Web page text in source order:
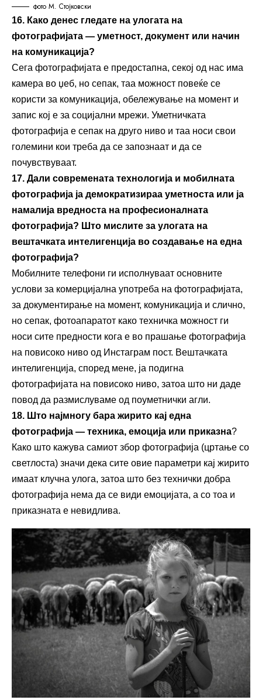
фото М. Стојковски
16. Како денес гледате на улогата на
фотографијата — уметност, документ или начин
на комуникација?
Сега фотографијата е предостапна, секој од нас има
камера во џеб, но сепак, таа можност повеќе се
користи за комуникација, обележување на момент и
запис кој е за социјални мрежи. Уметничката
фотографија е сепак на друго ниво и таа носи свои
големини кои треба да се запознаат и да се
почувствуваат.
17. Дали современата технологија и мобилната
фотографија ја демократизираа уметноста или ја
намалија вредноста на професионалната
фотографија? Што мислите за улогата на
вештачката интелигенција во создавање на една
фотографија?
Мобилните телефони ги исполнуваат основните
услови за комерцијална употреба на фотографијата,
за документирање на момент, комуникација и слично,
но сепак, фотоапаратот како техничка можност ги
носи сите предности кога е во прашање фотографија
на повисоко ниво од Инстаграм пост. Вештачката
интелигенција, според мене, ја подигна
фотографијата на повисоко ниво, затоа што ни даде
повод да размислуваме од поуметнички агли.
18. Што најмногу бара жирито кај една
фотографија — техника, емоција или приказна?
Како што кажува самиот збор фотографија (цртање со
светлоста) значи дека сите овие параметри кај жирито
имаат клучна улога, затоа што без технички добра
фотографија нема да се види емоцијата, а со тоа и
приказната е невидлива.